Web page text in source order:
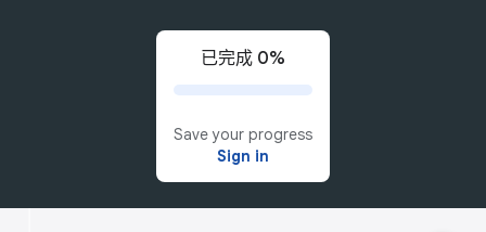
已完成 0%
Save your progress
Sign in